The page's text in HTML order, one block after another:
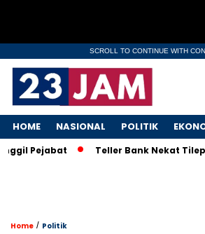
SCROLL TO CONTINUE WITH
HOME NASIONAL POLITIK
Pejabat Teller Bank Nekat Tilep
Home / Politik